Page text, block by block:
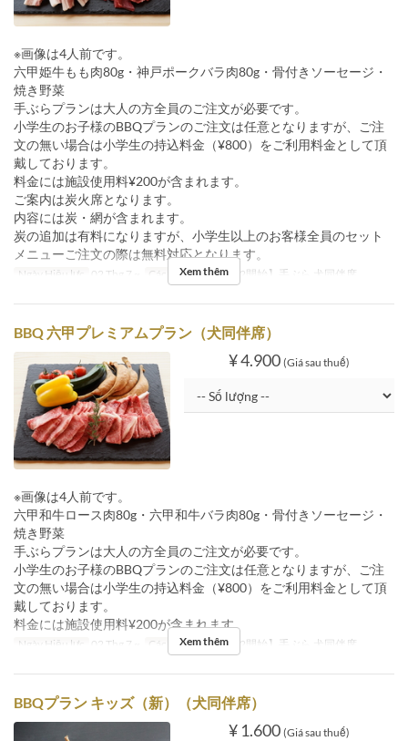
※画像は4人前です。
六甲姫牛もも肉80g・神戸ポークバラ肉80g・骨付きソーセージ・
焼き野菜
手ぶらプランは大人の方全員のご注文が必要です。
小学生のお子様のBBQプランのご注文は任意となりますが、ご注
文の無い場合は小学生の持込料金（¥800）をご利用料金として頂
戴しております。
料金には施設使用料¥200が含まれます。
ご案内は炭火席となります。
内容には炭・網が含まれます。
炭の追加は有料になりますが、小学生以上のお客様全員のセット
メニューご注文の際は無料対応となります。
Ngày Hiệu lực 02 Thg 7 ~ Các Loại Ghế 【7/2開始】手ぶら 犬同伴席
Xem thêm
BBQ 六甲プレミアムプラン（犬同伴席）
¥ 4.900 (Giá sau thuế)
※画像は4人前です。
六甲和牛ロース肉80g・六甲和牛バラ肉80g・骨付きソーセージ・
焼き野菜
手ぶらプランは大人の方全員のご注文が必要です。
小学生のお子様のBBQプランのご注文は任意となりますが、ご注
文の無い場合は小学生の持込料金（¥800）をご利用料金として頂
戴しております。
料金には施設使用料¥200が含まれます。
Ngày Hiệu lực 02 Thg 7 ~ Các Loại Ghế 【7/2開始】手ぶら 犬同伴席
Xem thêm
BBQプラン キッズ（新）（犬同伴席）
¥ 1.600 (Giá sau thuế)